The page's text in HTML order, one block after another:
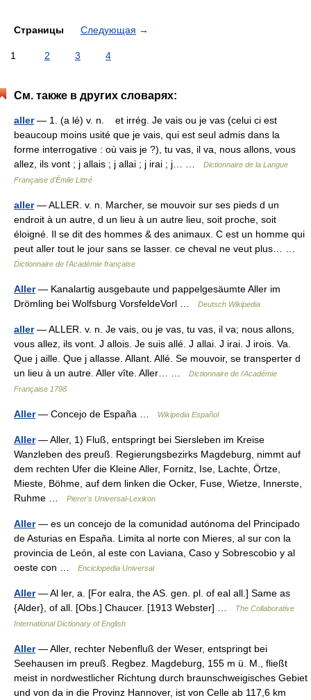
Страницы Следующая →
1 2 3 4
См. также в других словарях:
aller— 1. (a lé) v. n. et irrég. Je vais ou je vas (celui ci est
beaucoup moins usité que je vais, qui est seul admis dans la
forme interrogative : où vais je ?), tu vas, il va, nous allons, vous
allez, ils vont ; j allais ; j allai ; j irai ; j… …
Dictionnaire de la Langue
Française d'Émile Littré
aller— ALLER. v. n. Marcher, se mouvoir sur ses pieds d un
endroit à un autre, d un lieu à un autre lieu, soit proche, soit
éloigné. Il se dit des hommes & des animaux. C est un homme qui
peut aller tout le jour sans se lasser. ce cheval ne veut plus… …
Dictionnaire de l'Académie française
Aller— Kanalartig ausgebaute und pappelgesäumte Aller im
Drömling bei Wolfsburg VorsfeldeVorl …
Deutsch Wikipedia
aller— ALLER. v. n. Je vais, ou je vas, tu vas, il va; nous allons,
vous allez, ils vont. J allois. Je suis allé. J allai. J irai. J irois. Va.
Que j aille. Que j allasse. Allant. Allé. Se mouvoir, se transperter d
un lieu à un autre. Aller vîte. Aller… …
Dictionnaire de l'Académie
Française 1798
Aller— Concejo de España … Wikipedia Español
Aller— Aller, 1) Fluß, entspringt bei Siersleben im Kreise
Wanzleben des preuß. Regierungsbezirks Magdeburg, nimmt auf
dem rechten Ufer die Kleine Aller, Fornitz, Ise, Lachte, Örtze,
Mieste, Böhme, auf dem linken die Ocker, Fuse, Wietze, Innerste,
Ruhme …
Pierer's Universal-Lexikon
Aller— es un concejo de la comunidad autónoma del Principado
de Asturias en España. Limita al norte con Mieres, al sur con la
provincia de León, al este con Laviana, Caso y Sobrescobio y al
oeste con …
Enciclopedia Universal
Aller— Al ler, a. [For ealra, the AS. gen. pl. of eal all.] Same as
{Alder}, of all. [Obs.] Chaucer. [1913 Webster] …
The Collaborative
International Dictionary of English
Aller— Aller, rechter Nebenfluß der Weser, entspringt bei
Seehausen im preuß. Regbez. Magdeburg, 155 m ü. M., fließt
meist in nordwestlicher Richtung durch braunschweigisches Gebiet
und von da in die Provinz Hannover, ist von Celle ab 117,6 km